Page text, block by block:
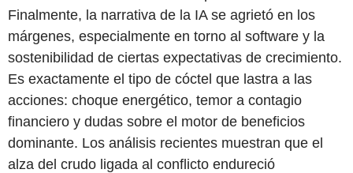
Finalmente, la narrativa de la IA se agrietó en los
márgenes, especialmente en torno al software y la
sostenibilidad de ciertas expectativas de crecimiento.
Es exactamente el tipo de cóctel que lastra a las
acciones: choque energético, temor a contagio
financiero y dudas sobre el motor de beneficios
dominante. Los análisis recientes muestran que el
alza del crudo ligada al conflicto endureció